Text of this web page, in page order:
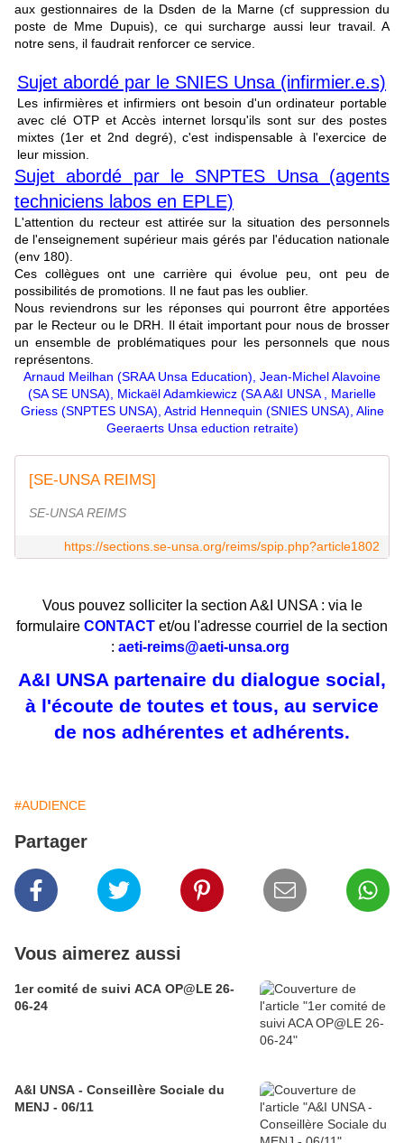
aux gestionnaires de la Dsden de la Marne (cf suppression du
poste de Mme Dupuis), ce qui surcharge aussi leur travail. A
notre sens, il faudrait renforcer ce service.
Sujet abordé par le SNIES Unsa (infirmier.e.s)
Les infirmières et infirmiers ont besoin d'un ordinateur portable
avec clé OTP et Accès internet lorsqu'ils sont sur des postes
mixtes (1er et 2nd degré), c'est indispensable à l'exercice de
leur mission.
Sujet abordé par le SNPTES Unsa (agents
techniciens labos en EPLE)
L'attention du recteur est attirée sur la situation des personnels
de l'enseignement supérieur mais gérés par l'éducation nationale
(env 180).
Ces collègues ont une carrière qui évolue peu, ont peu de
possibilités de promotions. Il ne faut pas les oublier.
Nous reviendrons sur les réponses qui pourront être apportées
par le Recteur ou le DRH. Il était important pour nous de brosser
un ensemble de problématiques pour les personnels que nous
représentons.
Arnaud Meilhan (SRAA Unsa Education), Jean-Michel Alavoine
(SA SE UNSA), Mickaël Adamkiewicz (SA A&I UNSA , Marielle
Griess (SNPTES UNSA), Astrid Hennequin (SNIES UNSA), Aline
Geeraerts Unsa eduction retraite)
[SE-UNSA REIMS]
SE-UNSA REIMS
https://sections.se-unsa.org/reims/spip.php?article1802
Vous pouvez solliciter la section A&I UNSA : via le
formulaire CONTACT et/ou l'adresse courriel de la section
: aeti-reims@aeti-unsa.org
A&I UNSA partenaire du dialogue social,
à l'écoute de toutes et tous, au service
de nos adhérentes et adhérents.
#AUDIENCE
Partager
Vous aimerez aussi
1er comité de suivi ACA OP@LE 26-
06-24
A&I UNSA - Conseillère Sociale du
MENJ - 06/11